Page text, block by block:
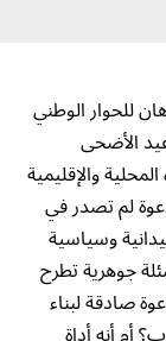
للحوار الوطني
الأضحى
والإقليمية
لم تصدر في
وسياسية
جوهرية تطرح
صادقة لبناء